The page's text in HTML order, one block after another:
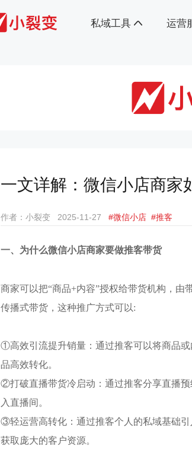
私域工具 运营
一文详解：微信小店商家
作者：小裂变 2025-11-27 #微信小店 #推客
一、为什么微信小店商家要做推客带货
商家可以把“商品+内容”授权给带货机构，由
传播式带货，这种推广方式可以:
①高效引流提升销量：通过推客可以将商品
品高效转化。
②打破直播带货冷启动：通过推客分享直播预
入直播间。
③轻运营高转化：通过推客个人的私域基础
获取庞大的客户资源。